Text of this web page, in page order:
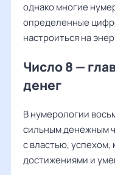
однако многие
определенные
настроиться на
Число 8 —
денег
В нумерологии
сильным денежным
с властью,
достижениями и